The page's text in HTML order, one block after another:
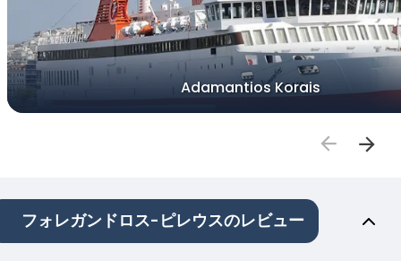
Adamantios Korais
フォレガンドロス-ピレウスのレビュー